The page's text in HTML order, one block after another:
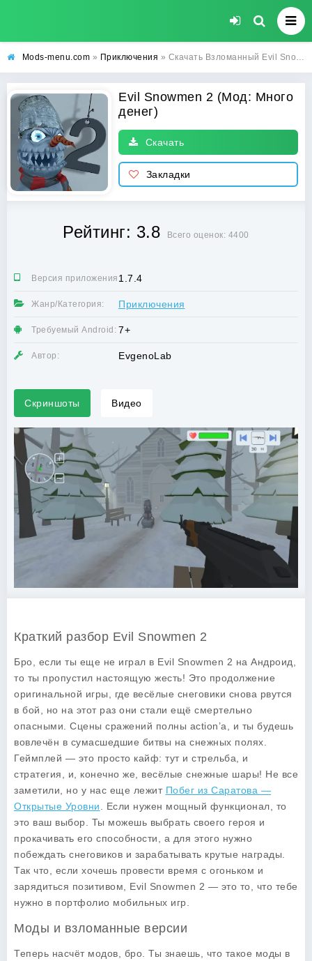
Mods-menu.com » Приключения » Скачать Взломанный Evil Snowmen 2 (Много денег) на телефон бесплатно
Evil Snowmen 2 (Мод: Много
денег)
Скачать
Закладки
Рейтинг: 3.8 Всего оценок: 4400
Версия приложения:1.7.4
Жанр/Категория: Приключения
Требуемый Android: 7+
Автор: EvgenoLab
Скриншоты Видео
Краткий разбор Evil Snowmen 2
Бро, если ты еще не играл в Evil Snowmen 2 на Андроид,
то ты пропустил настоящую жесть! Это продолжение
оригинальной игры, где весёлые снеговики снова рвутся
в бой, но на этот раз они стали ещё смертельно
опасными. Сцены сражений полны action’а, и ты будешь
вовлечён в сумасшедшие битвы на снежных полях.
Геймплей — это просто кайф: тут и стрельба, и
стратегия, и, конечно же, весёлые снежные шары! Не все
заметили, но у нас еще лежит Побег из Саратова —
Открытые Уровни . Если нужен мощный функционал, то
это ваш выбор. Ты можешь выбрать своего героя и
прокачивать его способности, а для этого нужно
побеждать снеговиков и зарабатывать крутые награды.
Так что, если хочешь провести время с огоньком и
зарядиться позитивом, Evil Snowmen 2 — это то, что тебе
нужно в портфолио мобильных игр.
Моды и взломанные версии
Теперь насчёт модов, бро. Ты знаешь, что такое моды в